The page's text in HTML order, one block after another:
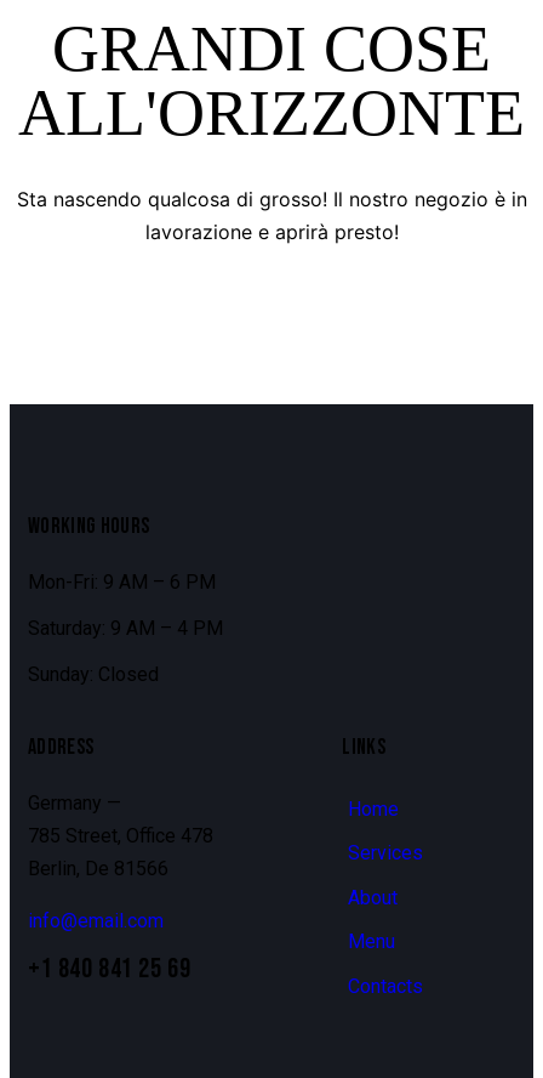
GRANDI COSE
ALL'ORIZZONTE
Sta nascendo qualcosa di grosso! Il nostro negozio è in
lavorazione e aprirà presto!
WORKING HOURS
Mon-Fri: 9 AM – 6 PM
Saturday: 9 AM – 4 PM
Sunday: Closed
ADDRESS
Germany —
785 Street, Office 478
Berlin, De 81566
info@email.com
+1 840 841 25 69
LINKS
Home
Services
About
Menu
Contacts